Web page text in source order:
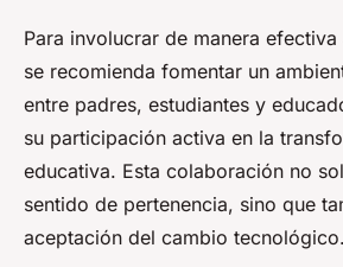
Para involucrar de manera
se recomienda fomentar un
entre padres, estudiantes y
su participación activa en la
educativa. Esta colaboración no
sentido de pertenencia, sino que
aceptación del cambio tecnológico.